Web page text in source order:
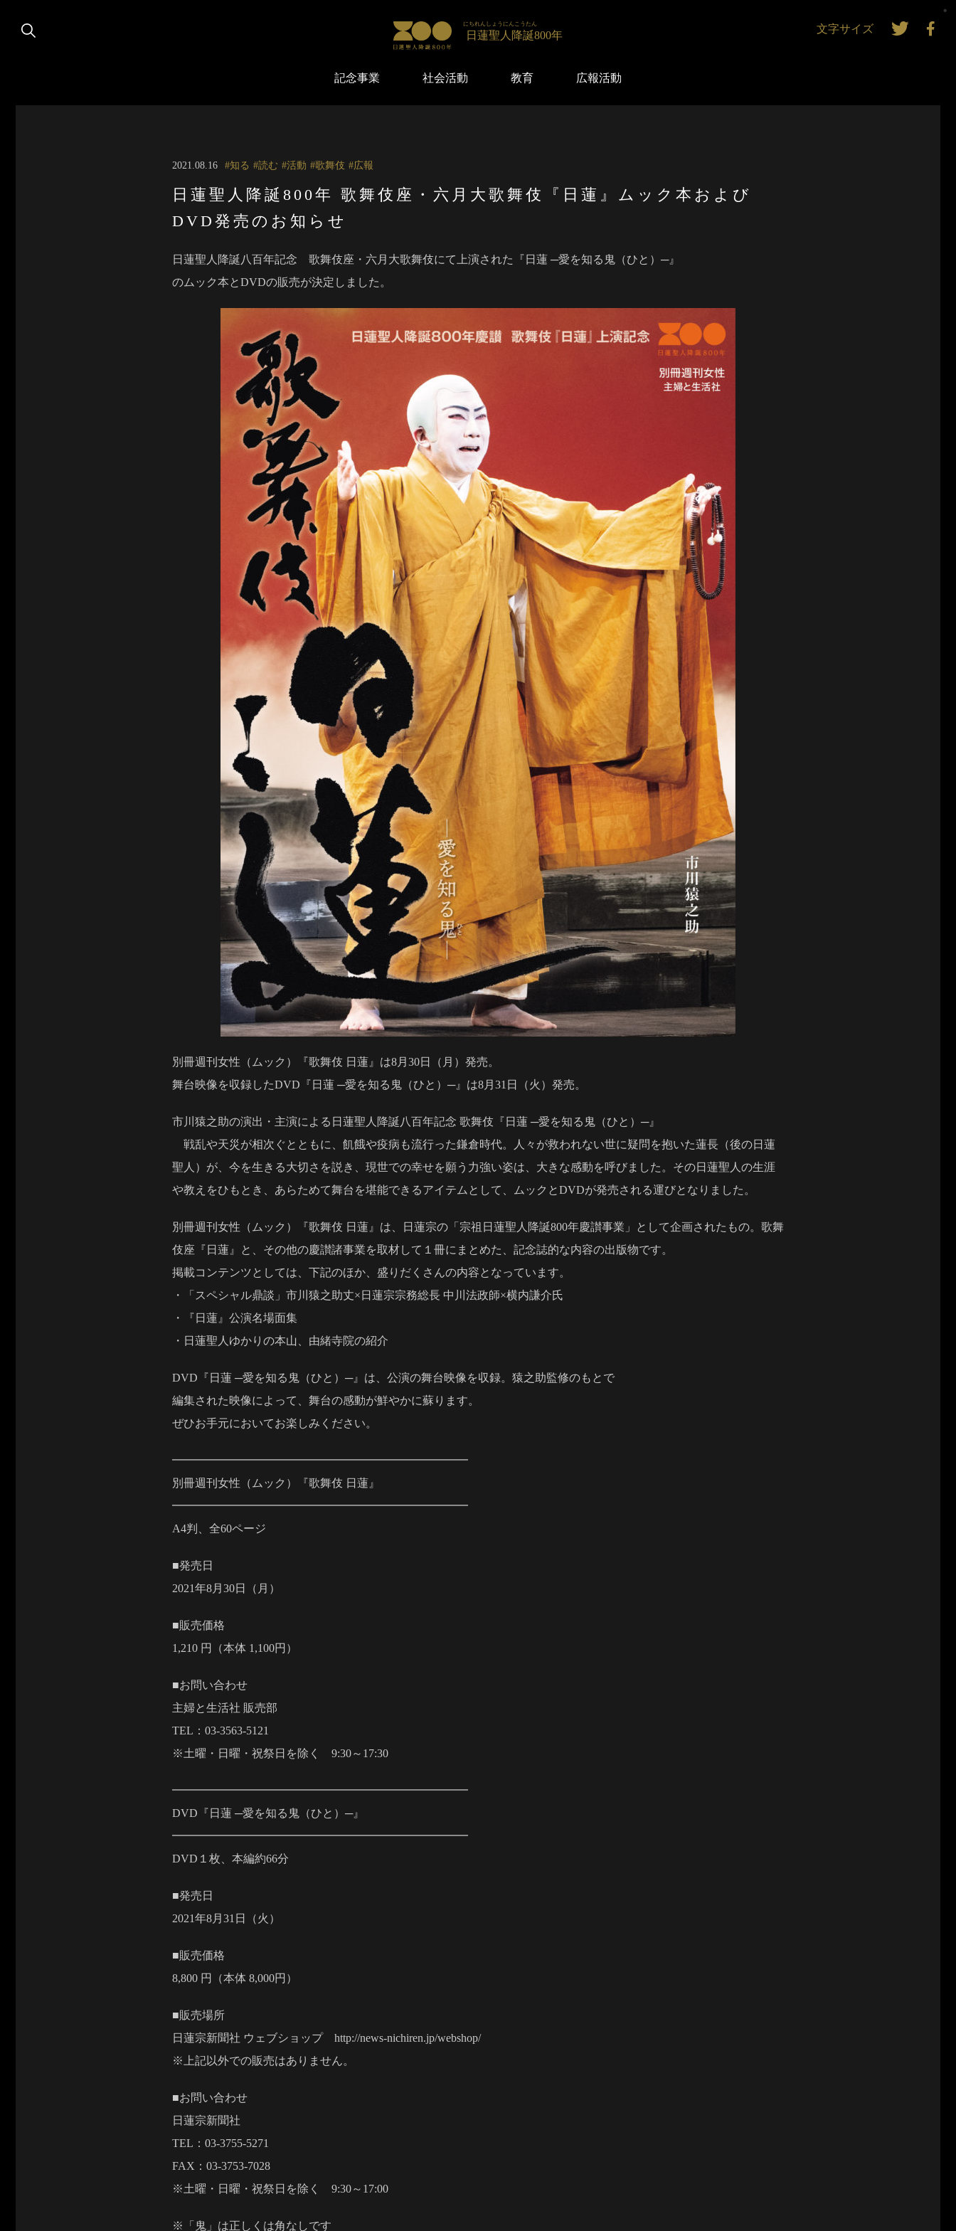
日蓮聖人降誕
にちれんしょうにんこうたん
800年
文字サイズ
記念事業 社会活動 教育 広報活動
2021.08.16 知る 読む 活動 歌舞伎 広報
日蓮聖人降誕800年 歌舞伎座・六月大歌舞伎『日蓮』ムック本および
DVD発売のお知らせ
日蓮聖人降誕八百年記念 歌舞伎座・六月大歌舞伎にて上演された『日蓮 ─愛を知る鬼（ひと）─』
のムック本とDVDの販売が決定しました。
別冊週刊女性（ムック）『歌舞伎 日蓮』は8月30日（月）発売。
舞台映像を収録したDVD『日蓮 ─愛を知る鬼（ひと）─』は8月31日（火）発売。
市川猿之助の演出・主演による日蓮聖人降誕八百年記念 歌舞伎『日蓮 ─愛を知る鬼（ひと）─』
戦乱や天災が相次ぐとともに、飢餓や疫病も流行った鎌倉時代。人々が救われない世に疑問を抱いた蓮長（後の日蓮
聖人）が、今を生きる大切さを説き、現世での幸せを願う力強い姿は、大きな感動を呼びました。その日蓮聖人の生涯
や教えをひもとき、あらためて舞台を堪能できるアイテムとして、ムックとDVDが発売される運びとなりました。
別冊週刊女性（ムック）『歌舞伎 日蓮』は、日蓮宗の「宗祖日蓮聖人降誕800年慶讃事業」として企画されたもの。歌舞
伎座『日蓮』と、その他の慶讃諸事業を取材して１冊にまとめた、記念誌的な内容の出版物です。
掲載コンテンツとしては、下記のほか、盛りだくさんの内容となっています。
・「スペシャル鼎談」市川猿之助丈×日蓮宗宗務総長 中川法政師×横内謙介氏
・『日蓮』公演名場面集
・日蓮聖人ゆかりの本山、由緒寺院の紹介
DVD『日蓮 ─愛を知る鬼（ひと）─』は、公演の舞台映像を収録。猿之助監修のもとで
編集された映像によって、舞台の感動が鮮やかに蘇ります。
ぜひお手元においてお楽しみください。
━━━━━━━━━━━━━━━━━━━━━━━━━━
別冊週刊女性（ムック）『歌舞伎 日蓮』
━━━━━━━━━━━━━━━━━━━━━━━━━━
A4判、全60ページ
■発売日
2021年8月30日（月）
■販売価格
1,210 円（本体 1,100円）
■お問い合わせ
主婦と生活社 販売部
TEL：03-3563-5121
※土曜・日曜・祝祭日を除く 9:30～17:30
━━━━━━━━━━━━━━━━━━━━━━━━━━
DVD『日蓮 ─愛を知る鬼（ひと）─』
━━━━━━━━━━━━━━━━━━━━━━━━━━
DVD１枚、本編約66分
■発売日
2021年8月31日（火）
■販売価格
8,800 円（本体 8,000円）
■販売場所
日蓮宗新聞社 ウェブショップ http://news-nichiren.jp/webshop/
※上記以外での販売はありません。
■お問い合わせ
日蓮宗新聞社
TEL：03-3755-5271
FAX：03-3753-7028
※土曜・日曜・祝祭日を除く 9:30～17:00
※「鬼」は正しくは角なしです